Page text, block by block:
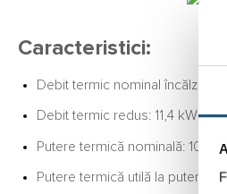
Caracteristici:
Debit termic nominal încălzire:
Debit termic redus: 11,4 kW
Putere termică nominală: 102
Putere termică utilă la putere